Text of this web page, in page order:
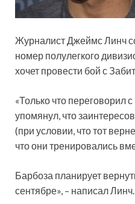
Журналист Джеймс Линч
номер полулегкого
хочет провести бой с
«Только что переговорил
упомянул, что
(при условии, что тот
что они тренировались
Барбоза планирует
сентябре», – написал Линч.